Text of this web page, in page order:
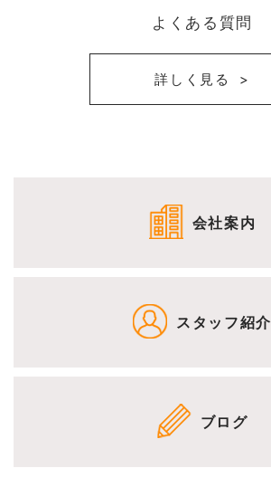
よくある質問
詳しく見る
会社案内
スタッフ紹介
ブログ